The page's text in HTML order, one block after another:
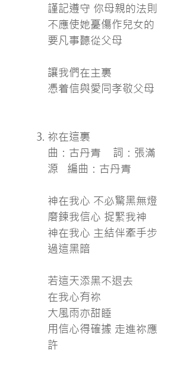
謹記遵守 你母親的法則
不應使她憂傷作兒女的
要凡事聽從父母
讓我們在主裏
憑着信與愛同孝敬父母
祢在這裏
曲：古丹青 詞：張滿
源 編曲：古丹青
神在我心 不必驚黑無燈
磨鍊我信心 捉緊我神
神在我心 主結伴牽手步
過這黑暗
若這天添黑不退去
在我心有祢
大風雨亦甜睡
用信心得確據 走進祢應
許